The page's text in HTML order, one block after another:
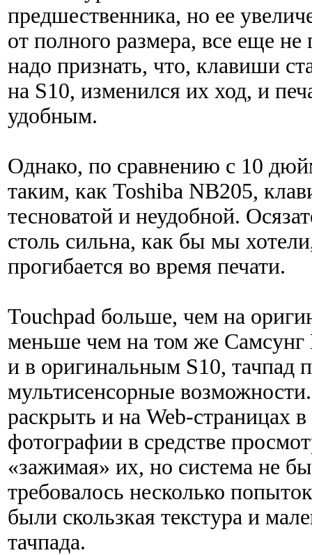
предшественника, но ее
от полного размера, все еще
надо признать, что, клавиши
на S10, изменился их ход, и
удобным.
Однако, по сравнению с 10
таким, как Toshiba NB205,
тесноватой и неудобной.
столь сильна, как бы мы
прогибается во время печати.
Touchpad больше, чем на
меньше чем на том же Самсунг
и в оригинальным S10, тачпад
мультисенсорные
раскрыть и на Web-страницах
фотографии в средстве
«зажимая» их, но система не
требовалось несколько
были скользкая текстура и
тачпада.